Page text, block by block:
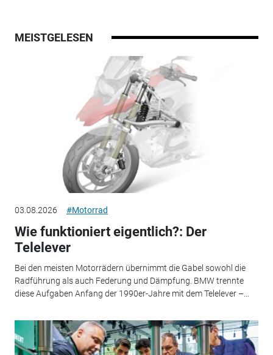
MEISTGELESEN
03.08.2026 #Motorrad
Wie funktioniert eigentlich?: Der
Telelever
Bei den meisten Motorrädern übernimmt die Gabel sowohl die
Radführung als auch Federung und Dämpfung. BMW trennte
diese Aufgaben Anfang der 1990er-Jahre mit dem Telelever –...